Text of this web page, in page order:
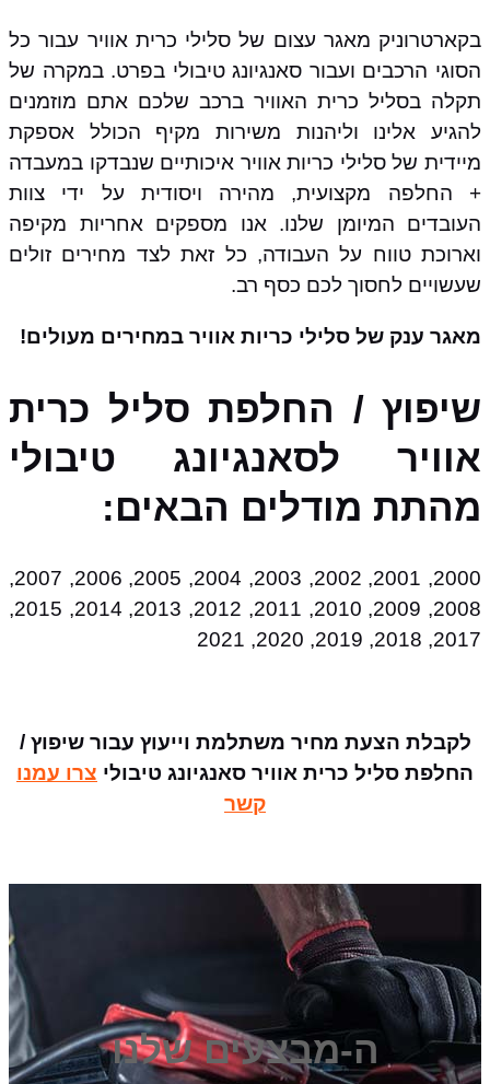
בקארטרוניק מאגר עצום של סלילי כרית אוויר עבור כל
הסוגי הרכבים ועבור סאנגיונג טיבולי בפרט. במקרה של
תקלה בסליל כרית האוויר ברכב שלכם אתם מוזמנים
להגיע אלינו וליהנות משירות מקיף הכולל אספקת
מיידית של סלילי כריות אוויר איכותיים שנבדקו במעבדה
+ החלפה מקצועית, מהירה ויסודית על ידי צוות
העובדים המיומן שלנו. אנו מספקים אחריות מקיפה
וארוכת טווח על העבודה, כל זאת לצד מחירים זולים
שעשויים לחסוך לכם כסף רב.
מאגר ענק של סלילי כריות אוויר במחירים מעולים!
שיפוץ / החלפת סליל כרית
אוויר לסאנגיונג טיבולי
מהתת מודלים הבאים:
2000, 2001, 2002, 2003, 2004, 2005, 2006, 2007,
2008, 2009, 2010, 2011, 2012, 2013, 2014, 2015,
2017, 2018, 2019, 2020, 2021
לקבלת הצעת מחיר משתלמת וייעוץ עבור שיפוץ /
החלפת סליל כרית אוויר סאנגיונג טיבולי צרו עמנו
קשר
ה-מבצעים שלנו